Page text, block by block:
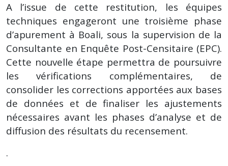
A l’issue de cette restitution, les équipes
techniques engageront une troisième phase
d’apurement à Boali, sous la supervision de la
Consultante en Enquête Post-Censitaire (EPC).
Cette nouvelle étape permettra de poursuivre
les vérifications complémentaires, de
consolider les corrections apportées aux bases
de données et de finaliser les ajustements
nécessaires avant les phases d’analyse et de
diffusion des résultats du recensement.
.